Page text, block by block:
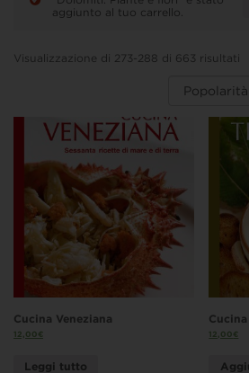
aggiunto al tuo carrello.
Visualizzazione di 273-288 di 663 risultati
Cucina Veneziana
12,00€
Leggi tutto
12,00€